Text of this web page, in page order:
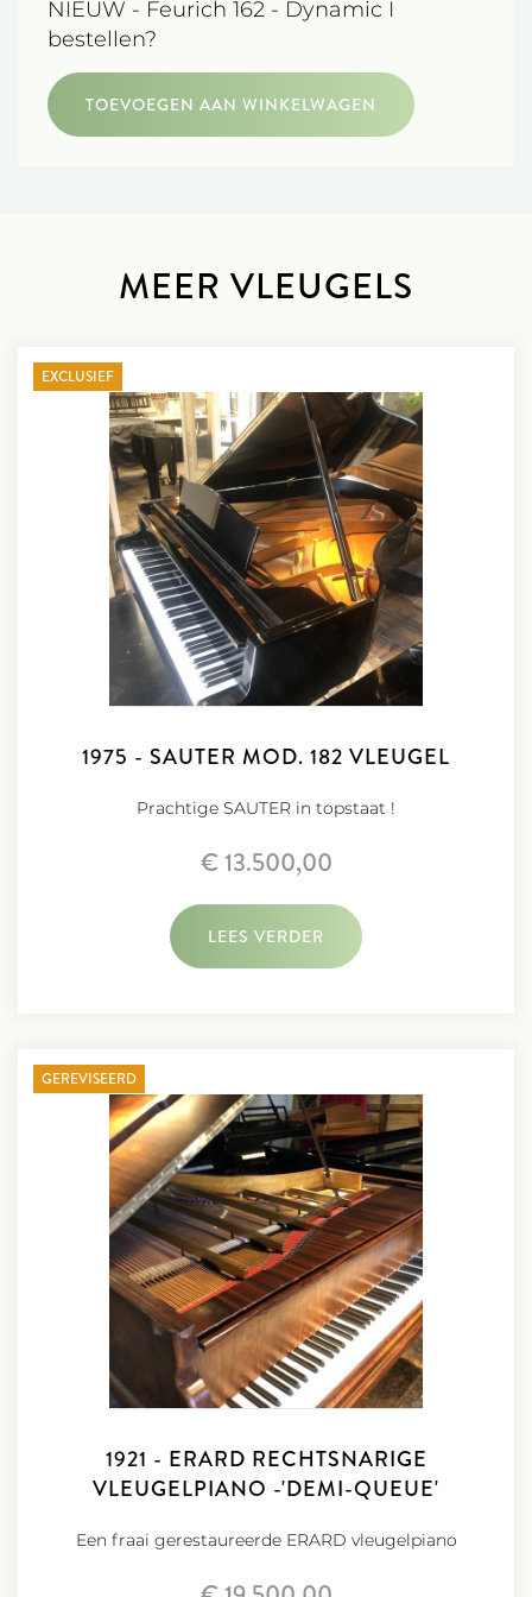
NIEUW - Feurich 162 - Dynamic I
bestellen?
TOEVOEGEN AAN WINKELWAGEN
MEER VLEUGELS
EXCLUSIEF
1975 - SAUTER MOD. 182 VLEUGEL
Prachtige SAUTER in topstaat !
€ 13.500,00
LEES VERDER
GEREVISEERD
1921 - ERARD RECHTSNARIGE
VLEUGELPIANO -'DEMI-QUEUE'
Een fraai gerestaureerde ERARD vleugelpiano